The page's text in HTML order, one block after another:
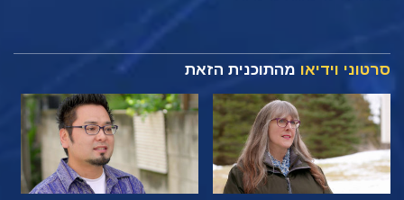
סרטוני וידיאו מהתוכנית הזאת